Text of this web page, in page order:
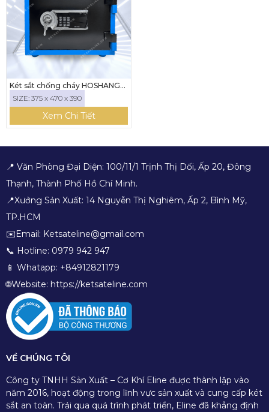
Két sắt chống cháy HOSHANG
HS-35E ( KHÓA ĐIỆN TỬ)
SIZE: 375 x 470 x 390
Xem Chi Tiết
📍 Văn Phòng Đại Diện: 100/11/1 Trịnh Thị Dối, Ấp 20, Đông
Thạnh, Thành Phố Hồ Chí Minh.
📍Xưởng Sản Xuất: 14 Nguyễn Thị Nghiêm, Ấp 2, Bình Mỹ,
TP.HCM
✉️Email: Ketsateline@gmail.com
📞 Hotline: 0979 942 947
📱 Whatapp: +84912821179
🌐Website: https://ketsateline.com
VỀ CHÚNG TÔI
Công ty TNHH Sản Xuất – Cơ Khí Eline được thành lập vào
năm 2016, hoạt động trong lĩnh vực sản xuất và cung cấp két
sắt an toàn. Trải qua quá trình phát triển, Eline đã khẳng định